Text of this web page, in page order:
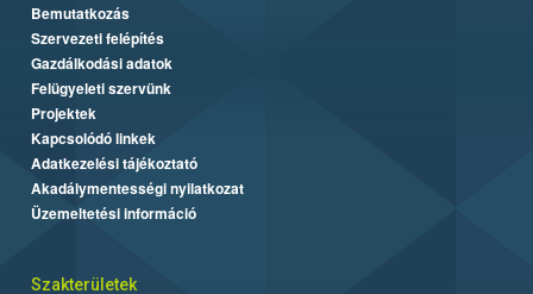
Bemutatkozás
Szervezeti felépítés
Gazdálkodási adatok
Felügyeleti szervünk
Projektek
Kapcsolódó linkek
Adatkezelési tájékoztató
Akadálymentességi nyilatkozat
Üzemeltetési információ
Szakterületek